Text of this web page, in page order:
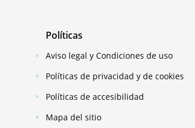
Políticas
Aviso legal y Condiciones de uso
Políticas de privacidad y de cookies
Políticas de accesibilidad
Mapa del sitio